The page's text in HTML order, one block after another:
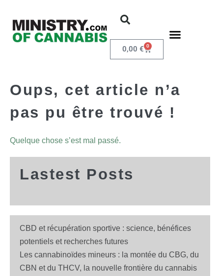
0,00 € 0
Oups, cet article n’a
pas pu être trouvé !
Quelque chose s’est mal passé.
Lastest Posts
CBD et récupération sportive : science, bénéfices
potentiels et recherches futures
Les cannabinoïdes mineurs : la montée du CBG, du
CBN et du THCV, la nouvelle frontière du cannabis